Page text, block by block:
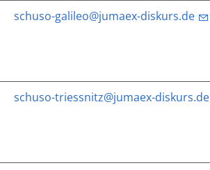
schuso-galileo@jumaex-diskurs.de
schuso-triessnitz@jumaex-diskurs.de